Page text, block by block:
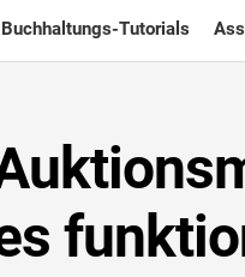
Buchhaltungs-Tutorials